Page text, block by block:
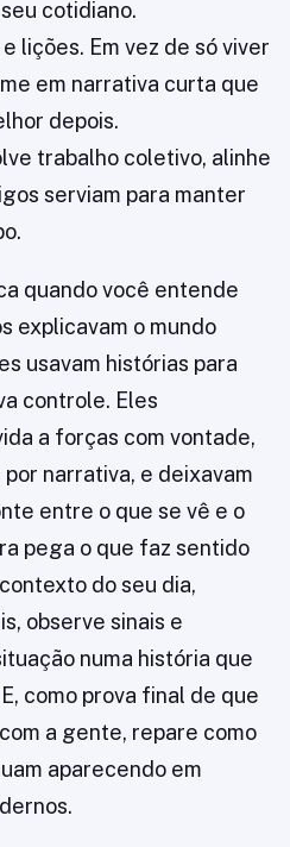
cotidiano.
lições. Em vez de só viver
em narrativa curta que
depois.
trabalho coletivo, alinhe
serviam para manter
quando você entende
explicavam o mundo
usavam histórias para
controle. Eles
a forças com vontade,
narrativa, e deixavam
entre o que se vê e o
pega o que faz sentido
do seu dia,
observe sinais e
numa história que
como prova final de que
a gente, repare como
aparecendo em